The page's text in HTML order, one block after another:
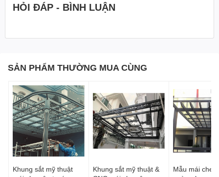
HỎI ĐÁP - BÌNH LUẬN
SẢN PHẨM THƯỜNG MUA CÙNG
Khung sắt mỹ thuật
Khung sắt mỹ thuật &
Mẫu mái che